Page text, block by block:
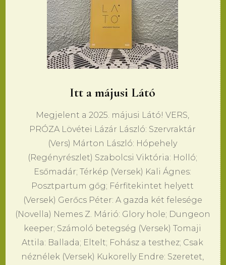
Itt a májusi Látó
Megjelent a 2025. májusi Látó! VERS,
PRÓZA Lövétei Lázár László: Szervraktár
(Vers) Márton László: Hópehely
(Regényrészlet) Szabolcsi Viktória: Holló;
Esőmadár; Térkép (Versek) Kali Ágnes:
Posztpartum gőg; Férfitekintet helyett
(Versek) Gerőcs Péter: A gazda két felesége
(Novella) Nemes Z. Márió: Glory hole; Dungeon
keeper; Számoló betegség (Versek) Tomaji
Attila: Ballada; Eltelt; Fohász a testhez; Csak
néznélek (Versek) Kukorelly Endre: Szeretet,